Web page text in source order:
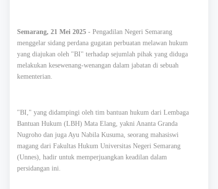
Semarang, 21 Mei 2025 - Pengadilan Negeri Semarang
menggelar sidang perdana gugatan perbuatan melawan hukum
yang diajukan oleh "BI" terhadap sejumlah pihak yang diduga
melakukan kesewenang-wenangan dalam jabatan di sebuah
kementerian.
"BI," yang didampingi oleh tim bantuan hukum dari Lembaga
Bantuan Hukum (LBH) Mata Elang, yakni Ananta Granda
Nugroho dan juga Ayu Nabila Kusuma, seorang mahasiswi
magang dari Fakultas Hukum Universitas Negeri Semarang
(Unnes), hadir untuk memperjuangkan keadilan dalam
persidangan ini.